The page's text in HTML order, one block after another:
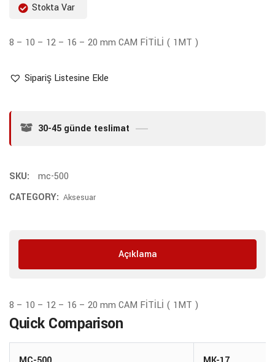
Stokta Var
8 – 10 – 12 – 16 – 20 mm CAM FİTİLİ ( 1MT )
Sipariş Listesine Ekle
30-45 günde teslimat
SKU:
mc-500
CATEGORY: Aksesuar
Açıklama
8 – 10 – 12 – 16 – 20 mm CAM FİTİLİ ( 1MT )
Quick Comparison